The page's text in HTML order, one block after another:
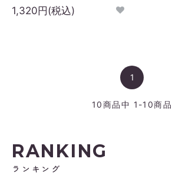
1,320円(税込)
1
10商品中 1-10商品
RANKING
ランキング